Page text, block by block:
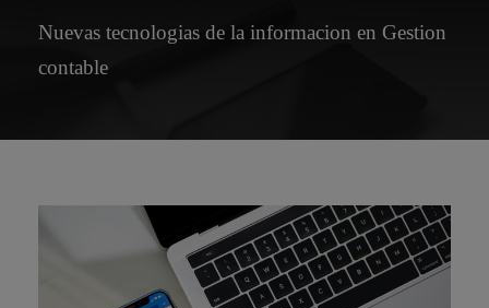
Nuevas tecnologias de la informacion en Gestion
contable